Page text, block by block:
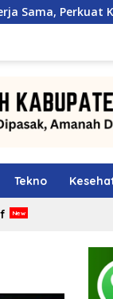
Hukum
Tekno